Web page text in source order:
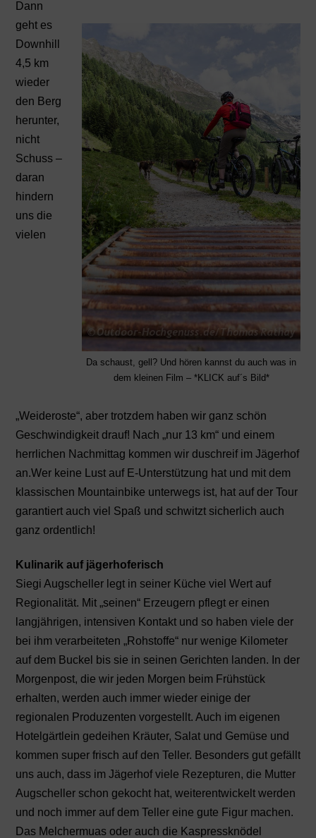
Da schaust, gell? Und hören kannst du auch was in
dem kleinen Film – *KLICK auf´s Bild*
Dann
geht es
Downhill
4,5 km
wieder
den Berg
herunter,
nicht
Schuss –
daran
hindern
uns die
vielen
„Weideroste“, aber trotzdem haben wir ganz schön
Geschwindigkeit drauf! Nach „nur 13 km“ und einem
herrlichen Nachmittag kommen wir duschreif im Jägerhof
an.Wer keine Lust auf E-Unterstützung hat und mit dem
klassischen Mountainbike unterwegs ist, hat auf der Tour
garantiert auch viel Spaß und schwitzt sicherlich auch
ganz ordentlich!
Kulinarik auf jägerhoferisch
Siegi Augscheller legt in seiner Küche viel Wert auf
Regionalität. Mit „seinen“ Erzeugern pflegt er einen
langjährigen, intensiven Kontakt und so haben viele der
bei ihm verarbeiteten „Rohstoffe“ nur wenige Kilometer
auf dem Buckel bis sie in seinen Gerichten landen. In der
Morgenpost, die wir jeden Morgen beim Frühstück
erhalten, werden auch immer wieder einige der
regionalen Produzenten vorgestellt. Auch im eigenen
Hotelgärtlein gedeihen Kräuter, Salat und Gemüse und
kommen super frisch auf den Teller. Besonders gut gefällt
uns auch, dass im Jägerhof viele Rezepturen, die Mutter
Augscheller schon gekocht hat, weiterentwickelt werden
und noch immer auf dem Teller eine gute Figur machen.
Das Melchermuas oder auch die Kaspressknödel